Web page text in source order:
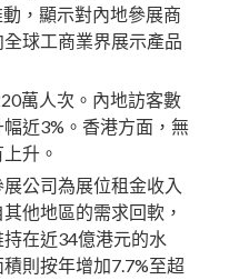
，顯示對內地參展商
球工商業界展示產品
萬人次。內地訪客數
近3%。香港方面，無
升。
公司為展位租金收入
他地區的需求回軟，
在近34億港元的水
則按年增加7.7%至超